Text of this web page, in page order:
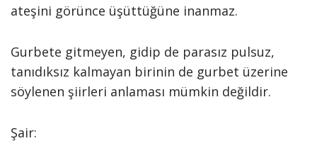
ateşini görünce üşüttüğüne inanmaz.
Gurbete gitmeyen, gidip de parasız pulsuz,
tanıdıksız kalmayan birinin de gurbet üzerine
söylenen şiirleri anlaması mümkin değildir.
Şair: